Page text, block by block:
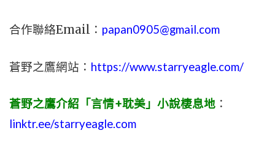
合作聯絡Email： papan0905@gmail.com
蒼野之鷹網站： https://www.starryeagle.com/
蒼野之鷹介紹「言情+耽美」小說棲息地 ：
linktr.ee/starryeagle.com